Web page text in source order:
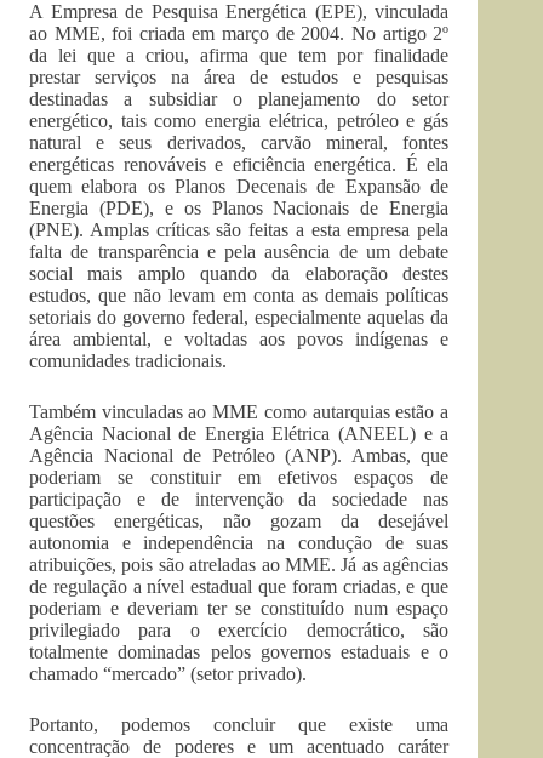
A Empresa de Pesquisa Energética (EPE), vinculada
ao MME, foi criada em março de 2004. No artigo 2º
da lei que a criou, afirma que tem por finalidade
prestar serviços na área de estudos e pesquisas
destinadas a subsidiar o planejamento do setor
energético, tais como energia elétrica, petróleo e gás
natural e seus derivados, carvão mineral, fontes
energéticas renováveis e eficiência energética. É ela
quem elabora os Planos Decenais de Expansão de
Energia (PDE), e os Planos Nacionais de Energia
(PNE). Amplas críticas são feitas a esta empresa pela
falta de transparência e pela ausência de um debate
social mais amplo quando da elaboração destes
estudos, que não levam em conta as demais políticas
setoriais do governo federal, especialmente aquelas da
área ambiental, e voltadas aos povos indígenas e
comunidades tradicionais.
Também vinculadas ao MME como autarquias estão a
Agência Nacional de Energia Elétrica (ANEEL) e a
Agência Nacional de Petróleo (ANP). Ambas, que
poderiam se constituir em efetivos espaços de
participação e de intervenção da sociedade nas
questões energéticas, não gozam da desejável
autonomia e independência na condução de suas
atribuições, pois são atreladas ao MME. Já as agências
de regulação a nível estadual que foram criadas, e que
poderiam e deveriam ter se constituído num espaço
privilegiado para o exercício democrático, são
totalmente dominadas pelos governos estaduais e o
chamado “mercado” (setor privado).
Portanto, podemos concluir que existe uma
concentração de poderes e um acentuado caráter